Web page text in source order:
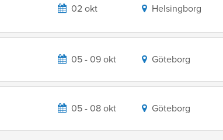
02 okt Helsingborg
05 - 09 okt Göteborg
05 - 08 okt Göteborg